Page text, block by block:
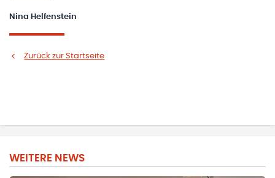
Nina Helfenstein
Zurück zur Startseite
WEITERE NEWS